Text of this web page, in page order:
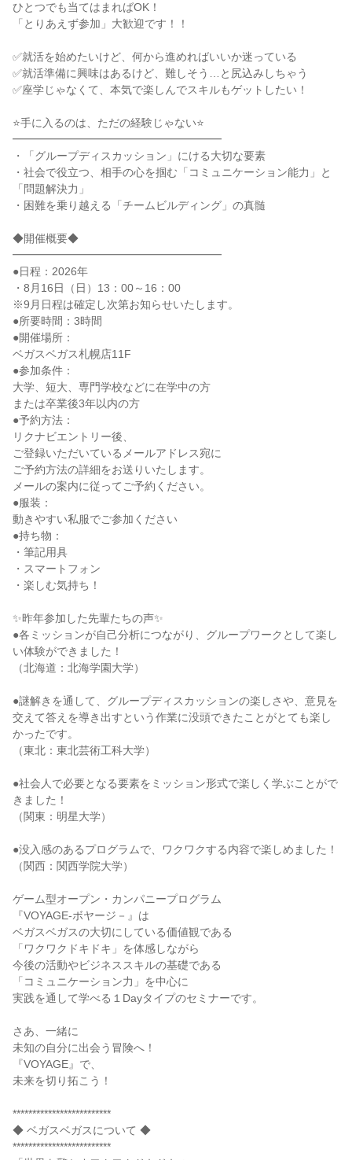
ひとつでも当てはまればOK！
「とりあえず参加」大歓迎です！！
✅就活を始めたいけど、何から進めればいいか迷っている
✅就活準備に興味はあるけど、難しそう…と尻込みしちゃう
✅座学じゃなくて、本気で楽しんでスキルもゲットしたい！
⭐手に入るのは、ただの経験じゃない⭐
━━━━━━━━━━━━━━━━━━━
・「グループディスカッション」にける大切な要素
・社会で役立つ、相手の心を掴む「コミュニケーション能力」と
「問題解決力」
・困難を乗り越える「チームビルディング」の真髄
◆開催概要◆
━━━━━━━━━━━━━━━━━━━
●日程：2026年
・8月16日（日）13：00～16：00
※9月日程は確定し次第お知らせいたします。
●所要時間：3時間
●開催場所：
ベガスベガス札幌店11F
●参加条件：
大学、短大、専門学校などに在学中の方
または卒業後3年以内の方
●予約方法：
リクナビエントリー後、
ご登録いただいているメールアドレス宛に
ご予約方法の詳細をお送りいたします。
メールの案内に従ってご予約ください。
●服装：
動きやすい私服でご参加ください
●持ち物：
・筆記用具
・スマートフォン
・楽しむ気持ち！
✨昨年参加した先輩たちの声✨
●各ミッションが自己分析につながり、グループワークとして楽し
い体験ができました！
（北海道：北海学園大学）
●謎解きを通して、グループディスカッションの楽しさや、意見を
交えて答えを導き出すという作業に没頭できたことがとても楽し
かったです。
（東北：東北芸術工科大学）
●社会人で必要となる要素をミッション形式で楽しく学ぶことがで
きました！
（関東：明星大学）
●没入感のあるプログラムで、ワクワクする内容で楽しめました！
（関西：関西学院大学）
ゲーム型オープン・カンパニープログラム
『VOYAGE‐ボヤージ－』は
ベガスベガスの大切にしている価値観である
「ワクワクドキドキ」を体感しながら
今後の活動やビジネススキルの基礎である
「コミュニケーション力」を中心に
実践を通して学べる１Dayタイプのセミナーです。
さあ、一緒に
未知の自分に出会う冒険へ！
『VOYAGE』で、
未来を切り拓こう！
*************************
◆ ベガスベガスについて ◆
*************************